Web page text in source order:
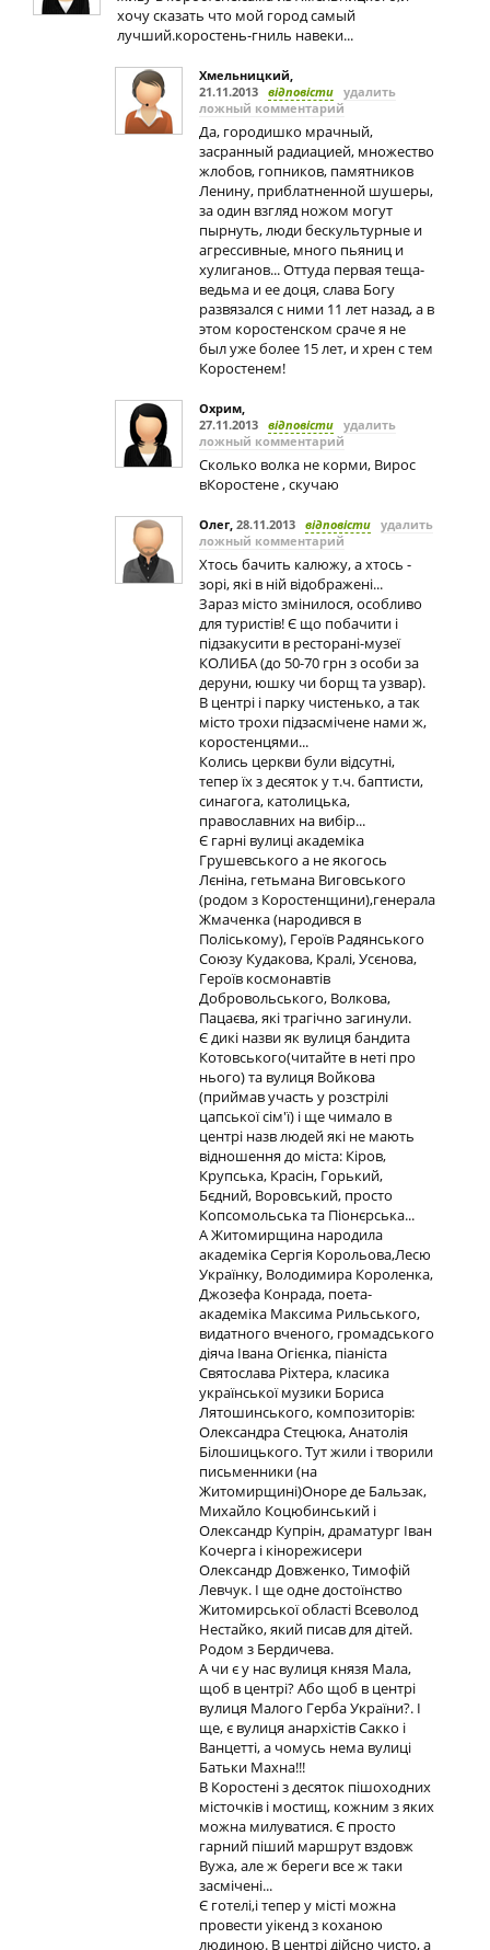
хочу сказать что мой город самый
лучший.коростень-гниль навеки...
Хмельницкий,
21.11.2013 відповісти удалить
ложный комментарий
Да, городишко мрачный,
засранный радиацией, множество
жлобов, гопников, памятников
Ленину, приблатненной шушеры,
за один взгляд ножом могут
пырнуть, люди бескультурные и
агрессивные, много пьяниц и
хулиганов... Оттуда первая теща-
ведьма и ее доця, слава Богу
развязался с ними 11 лет назад, а в
этом коростенском сраче я не
был уже более 15 лет, и хрен с тем
Коростенем!
Охрим,
27.11.2013 відповісти удалить
ложный комментарий
Сколько волка не корми, Вирос
вКоростене , скучаю
Олег, 28.11.2013 відповісти удалить
ложный комментарий
Хтось бачить калюжу, а хтось -
зорі, які в ній відображені...
Зараз місто змінилося, особливо
для туристів! Є що побачити і
підзакусити в ресторані-музеї
КОЛИБА (до 50-70 грн з особи за
деруни, юшку чи борщ та узвар).
В центрі і парку чистенько, а так
місто трохи підзасмічене нами ж,
коростенцями...
Колись церкви були відсутні,
тепер їх з десяток у т.ч. баптисти,
синагога, католицька,
православних на вибір...
Є гарні вулиці академіка
Грушевського а не якогось
Лєніна, гетьмана Виговського
(родом з Коростенщини),генерала
Жмаченка (народився в
Поліському), Героїв Радянського
Союзу Кудакова, Кралі, Усєнова,
Героїв космонавтів
Добровольського, Волкова,
Пацаєва, які трагічно загинули.
Є дикі назви як вулиця бандита
Котовського(читайте в неті про
нього) та вулиця Войкова
(приймав участь у розстрілі
цапської сім'ї) і ще чимало в
центрі назв людей які не мають
відношення до міста: Кіров,
Крупська, Красін, Горький,
Бєдний, Воровський, просто
Копсомольська та Піонєрська...
А Житомирщина народила
академіка Сергія Корольова,Лесю
Українку, Володимира Короленка,
Джозефа Конрада, поета-
академіка Максима Рильського,
видатного вченого, громадського
діяча Івана Огієнка, піаніста
Святослава Ріхтера, класика
української музики Бориса
Лятошинського, композиторів:
Олександра Стецюка, Анатолія
Білошицького. Тут жили і творили
письменники (на
Житомирщині)Оноре де Бальзак,
Михайло Коцюбинський і
Олександр Купрін, драматург Іван
Кочерга і кінорежисери
Олександр Довженко, Тимофій
Левчук. І ще одне достоїнство
Житомирської області Всеволод
Нестайко, який писав для дітей.
Родом з Бердичева.
А чи є у нас вулиця князя Мала,
щоб в центрі? Або щоб в центрі
вулиця Малого Герба України?. І
ще, є вулиця анархістів Сакко і
Ванцетті, а чомусь нема вулиці
Батьки Махна!!!
В Коростені з десяток пішоходних
місточків і мостищ, кожним з яких
можна милуватися. Є просто
гарний піший маршрут вздовж
Вужа, але ж береги все ж таки
засмічені...
Є готелі,і тепер у місті можна
провести уікенд з коханою
людиною. В центрі дійсно чисто, а